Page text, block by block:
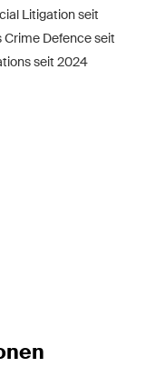
Litigation seit
Defence seit
seit 2024